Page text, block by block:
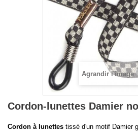
Agrandir l'image
Cordon-lunettes Damier
Cordon à lunettes tissé d'un motif Damier